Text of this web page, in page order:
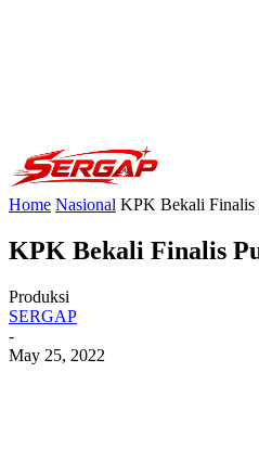
Home Nasional KPK Bekali Finalis
KPK Bekali Finalis
Produksi
SERGAP
-
May 25, 2022